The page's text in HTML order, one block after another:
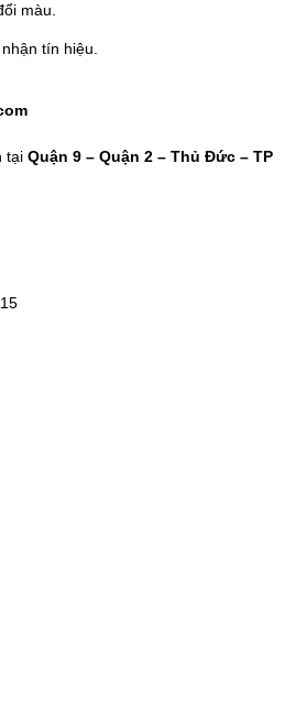
màu.
tín hiệu.
tại Quận 9 – Quận 2 – Thủ Đức – TP